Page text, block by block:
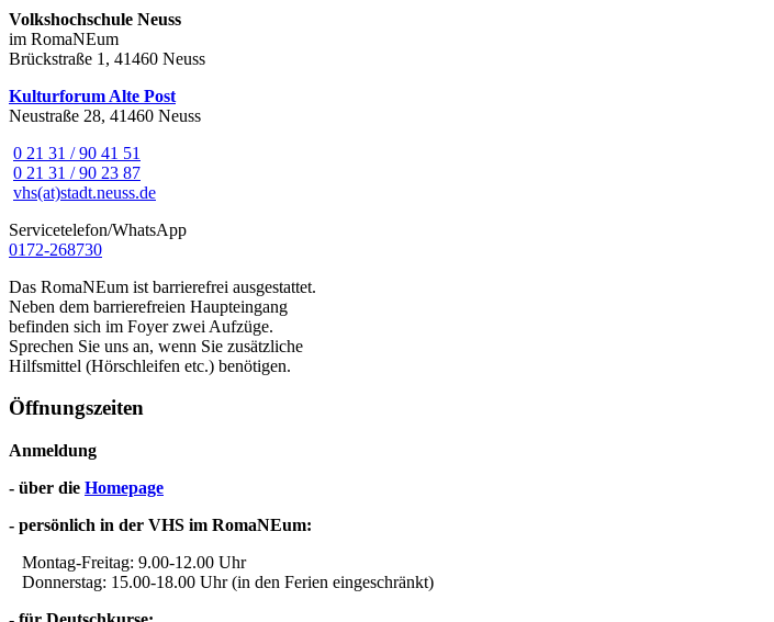
Volkshochschule Neuss
im RomaNEum
Brückstraße 1, 41460 Neuss
Kulturforum Alte Post
Neustraße 28, 41460 Neuss
0 21 31 / 90 41 51
0 21 31 / 90 23 87
vhs(at)stadt.neuss.de
Servicetelefon/WhatsApp
0172-268730
Das RomaNEum ist barrierefrei ausgestattet.
Neben dem barrierefreien Haupteingang
befinden sich im Foyer zwei Aufzüge.
Sprechen Sie uns an, wenn Sie zusätzliche
Hilfsmittel (Hörschleifen etc.) benötigen.
Öffnungszeiten
Anmeldung
- über die Homepage
- persönlich in der VHS im RomaNEum:
Montag-Freitag: 9.00-12.00 Uhr
Donnerstag: 15.00-18.00 Uhr (in den Ferien eingeschränkt)